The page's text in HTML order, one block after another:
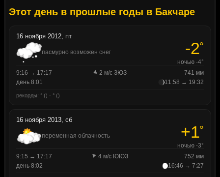
Этот день в прошлые годы в Бакчаре
16 ноября 2012, пт
пасмурно возможен снег -2°
ночью -4°
9:16 → 17:17
2 м/с ЗЮЗ
741 мм
день 8:01
11:58 → 19:32
рекорды: ° () · ° ()
16 ноября 2013, сб
переменная облачность +1°
ночью -3°
9:15 → 17:17
4 м/с ЮЮЗ
752 мм
день 8:02
16:46 → 7:27